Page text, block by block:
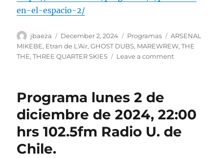
en-el-espacio-2/
Author
jbaeza
Posted
on
December 2, 2024 Categories
Programas Tags
ARSENAL
MIKEBE, Etran de L'Aïr,GHOST DUBS, MAREWREW,THE
THE,THREE QUARTER SKIES Leave a commenton
diciembre
de
2024
Programa lunes 2 de
diciembre de 2024, 22:00
hrs 102.5fm Radio U. de
Chile.